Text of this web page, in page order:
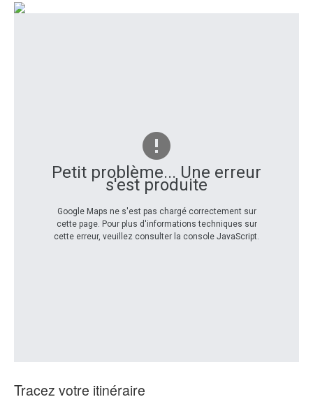
Petit problème... Une erreur
s'est produite
Google Maps ne s'est pas chargé correctement sur
cette page. Pour plus d'informations techniques sur
cette erreur, veuillez consulter la console JavaScript.
Tracez votre itinéraire